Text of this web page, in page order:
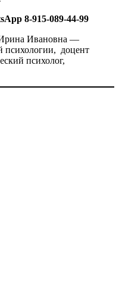
8-915-089-44-99
Ирина Ивановна —
психологии, доцент
психолог,